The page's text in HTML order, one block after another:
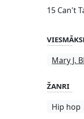
15 Can't
Mary J.
ŽANRI
Hip hop